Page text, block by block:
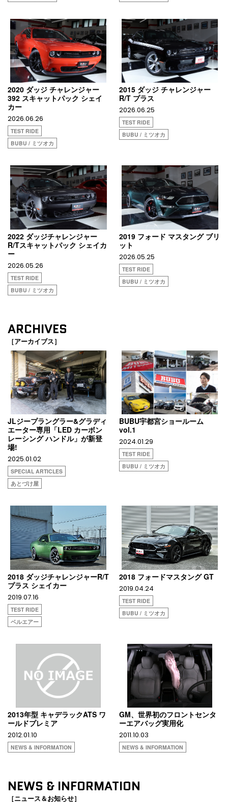
2020 ダッジ チャレンジャー
392 スキャットパック シェイ
カー
2026.06.26
TEST RIDE
BUBU / ミツオカ
2015 ダッジ チャレンジャー
R/T プラス
2026.06.25
TEST RIDE
BUBU / ミツオカ
2022 ダッジチャレンジャー
R/Tスキャットパック シェイカ
ー
2026.05.26
TEST RIDE
BUBU / ミツオカ
2019 フォード マスタング ブリ
ット
2026.05.25
TEST RIDE
BUBU / ミツオカ
ARCHIVES
［アーカイブス］
JLジープラングラー&グラディ
エーター専用「LED カーボン
レーシング ハンドル」が新登
場!
2025.01.02
SPECIAL ARTICLES
あとづけ屋
BUBU宇都宮ショールーム
vol.1
2024.01.29
TEST RIDE
BUBU / ミツオカ
2018 ダッジチャレンジャーR/T
プラス シェイカー
2019.07.16
TEST RIDE
ベルエアー
2018 フォードマスタング GT
2019.04.24
TEST RIDE
BUBU / ミツオカ
2013年型 キャデラックATS ワ
ールドプレミア
2012.01.10
NEWS & INFORMATION
GM、世界初のフロントセンタ
ーエアバッグ実用化
2011.10.03
NEWS & INFORMATION
NEWS & INFORMATION
［ニュース＆お知らせ］